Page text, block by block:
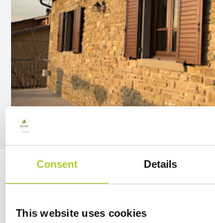
Consent Details
This website uses cookies
Siamo qui per te